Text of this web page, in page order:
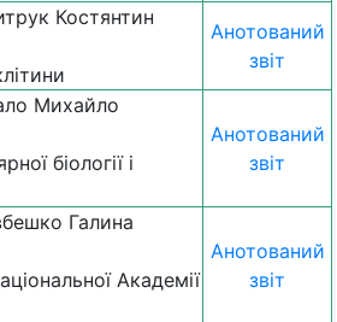
Костянтин
Анотований
звіт
Михайло
біології і
Анотований
звіт
Галина
Академії
Анотований
звіт